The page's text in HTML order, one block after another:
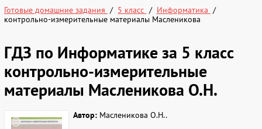
Готовые домашние задания 5 класс
Информатика
контрольно-измерительные материалы Масленикова
ГДЗ по Информатике за 5 класс
контрольно-измерительные
материалы Масленикова О.Н.
Автор: Масленикова О.Н..